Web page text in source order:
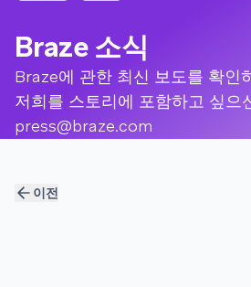
Braze 소식
Braze에 관한 최신 보도를 확인
저희를 스토리에 포함하고 싶으
press@braze.com
이전